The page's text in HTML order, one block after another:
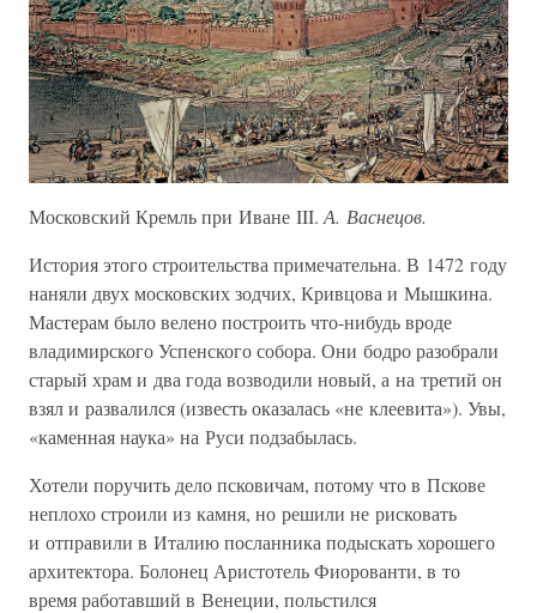
Московский Кремль при Иване III. А. Васнецов.
История этого строительства примечательна. В 1472 году
наняли двух московских зодчих, Кривцова и Мышкина.
Мастерам было велено построить что-нибудь вроде
владимирского Успенского собора. Они бодро разобрали
старый храм и два года возводили новый, а на третий он
взял и развалился (известь оказалась «не клеевита»). Увы,
«каменная наука» на Руси подзабылась.
Хотели поручить дело псковичам, потому что в Пскове
неплохо строили из камня, но решили не рисковать
и отправили в Италию посланника подыскать хорошего
архитектора. Болонец Аристотель Фиорованти, в то
время работавший в Венеции, польстился